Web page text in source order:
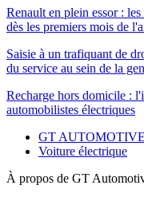
Renault en plein essor :
dès les premiers mois de
Saisie à un trafiquant de
du service au sein de la
Recharge hors domicile :
automobilistes électriques
GT AUTOMOTIVE
Voiture électrique
À propos de GT